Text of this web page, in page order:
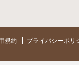
規約 プライバシーポリ